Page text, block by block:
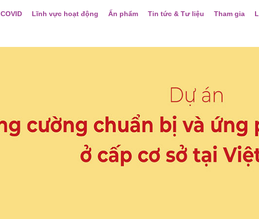
Lĩnh vực hoạt động Ấn phẩm Tin tức & Tư liệu Tham gia